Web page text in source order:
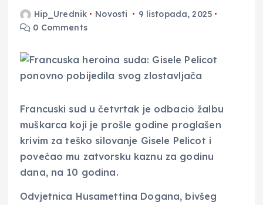
Hip_Urednik Novosti
9 listopada, 2025
0 Comments
Francuski sud u četvrtak je odbacio žalbu
muškarca koji je prošle godine proglašen
krivim za teško silovanje Gisele Pelicot i
povećao mu zatvorsku kaznu za godinu
dana, na 10 godina.
Odvjetnica Husamettina Dogana, bivšeg